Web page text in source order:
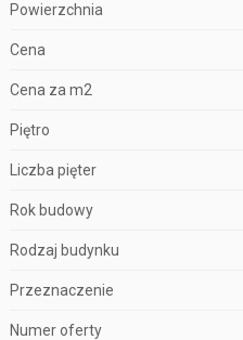
Powierzchnia
Cena
Cena za m2
Piętro
Liczba pięter
Rok budowy
Rodzaj budynku
Przeznaczenie
Numer oferty